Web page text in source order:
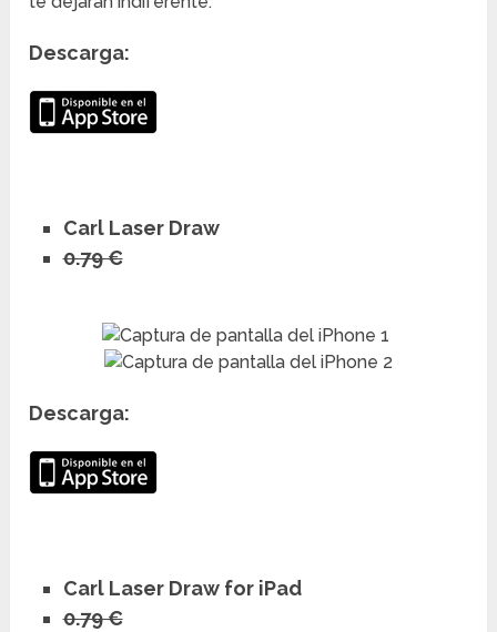
Descarga:
Carl Laser Draw
0.79 €
Descarga:
Carl Laser Draw for iPad
0.79 €